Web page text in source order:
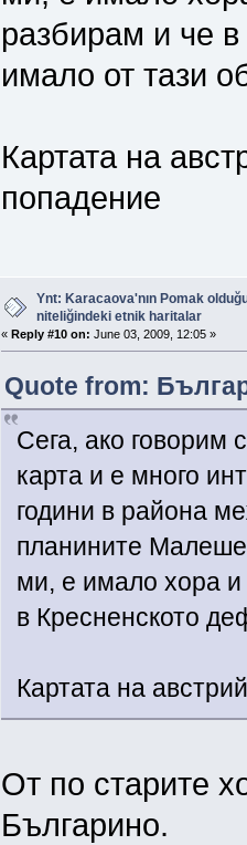
разбирам и че
имало от тази
Картата на
попадение
Ynt: Karacaova'nın Pomak
niteliğindeki etnik haritalar
« Reply #10 on: June 03, 2009, 12:05 »
Quote from:
Сега, ако говорим
карта и е много
години в района
планините
ми, е имало хора
в Кресненското
Картата на
От по старите
Българино.